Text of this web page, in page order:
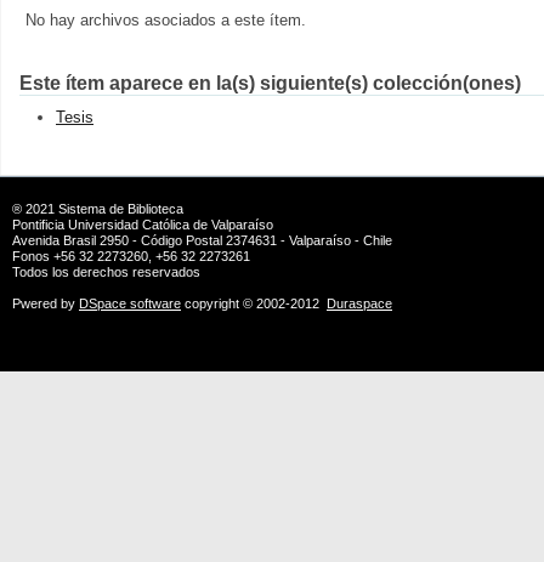
No hay archivos asociados a este ítem.
Este ítem aparece en la(s) siguiente(s) colección(ones)
Tesis
® 2021 Sistema de Biblioteca
Pontificia Universidad Católica de Valparaíso
Avenida Brasil 2950 - Código Postal 2374631 - Valparaíso - Chile
Fonos +56 32 2273260, +56 32 2273261
Todos los derechos reservados
Pwered by DSpace software copyright © 2002-2012 Duraspace